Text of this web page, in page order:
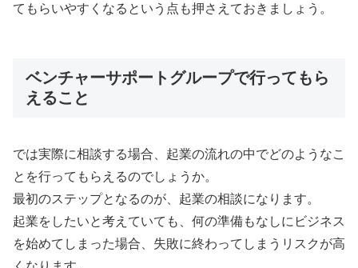
てもらいやすくなるという点も押さえておきましょう。
ベンチャーサポートグループで行ってもら
えること
では実際に相談する場合、起業の流れの中でどのようなこ
とを行ってもらえるのでしょうか。
最初のステップとなるのが、起業の相談になります。
起業をしたいと考えていても、何の準備もなしにビジネス
を始めてしまった場合、失敗に終わってしまうリスクが高